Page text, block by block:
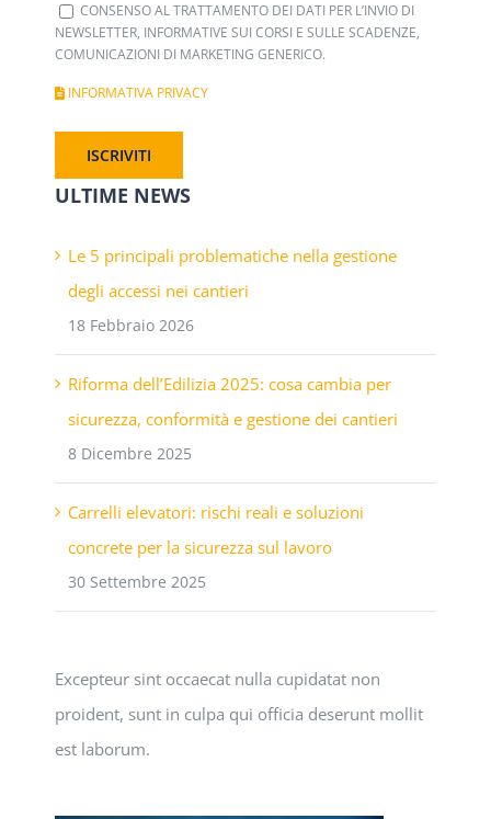
CONSENSO AL TRATTAMENTO DEI DATI PER L’INVIO DI
NEWSLETTER, INFORMATIVE SUI CORSI E SULLE SCADENZE,
COMUNICAZIONI DI MARKETING GENERICO.
INFORMATIVA PRIVACY
ULTIME NEWS
Le 5 principali problematiche nella gestione
degli accessi nei cantieri
18 Febbraio 2026
Riforma dell’Edilizia 2025: cosa cambia per
sicurezza, conformità e gestione dei cantieri
8 Dicembre 2025
Carrelli elevatori: rischi reali e soluzioni
concrete per la sicurezza sul lavoro
30 Settembre 2025
Excepteur sint occaecat nulla cupidatat non
proident, sunt in culpa qui officia deserunt mollit
est laborum.